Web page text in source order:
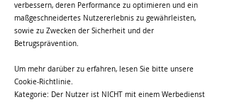
verbessern, deren Performance zu optimieren und ein
maßgeschneidertes Nutzererlebnis zu gewährleisten,
sowie zu Zwecken der Sicherheit und der
Betrugsprävention.
Um mehr darüber zu erfahren, lesen Sie bitte unsere
Cookie-Richtlinie.
Kategorie: Der Nutzer ist NICHT mit einem Werbedienst